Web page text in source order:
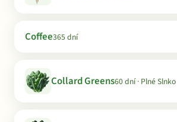
Coffee365 dní
Collard Greens60 dní · Plné Slnko